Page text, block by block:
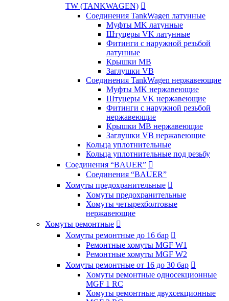
TW (TANKWAGEN) 
Соединения TankWagen латунные
Муфты MK латунные
Штуцеры VK латунные
Фитинги с наружной резьбой
латунные
Крышки MB
Заглушки VB
Соединения TankWagen нержавеющие
Муфты MK нержавеющие
Штуцеры VK нержавеющие
Фитинги с наружной резьбой
нержавеющие
Крышки MB нержавеющие
Заглушки VB нержавеющие
Кольца уплотнительные
Кольца уплотнительные под резьбу
Соединения “BAUER” 
Соединения “BAUER”
Хомуты предохранительные 
Хомуты предохранительные
Хомуты четырехболтовые
нержавеющие
Хомуты ремонтные 
Хомуты ремонтные до 16 бар 
Ремонтные хомуты MGF W1
Ремонтные хомуты MGF W2
Хомуты ремонтные от 16 до 30 бар 
Хомуты ремонтные односекционные
MGF 1 RC
Хомуты ремонтные двухсекционные